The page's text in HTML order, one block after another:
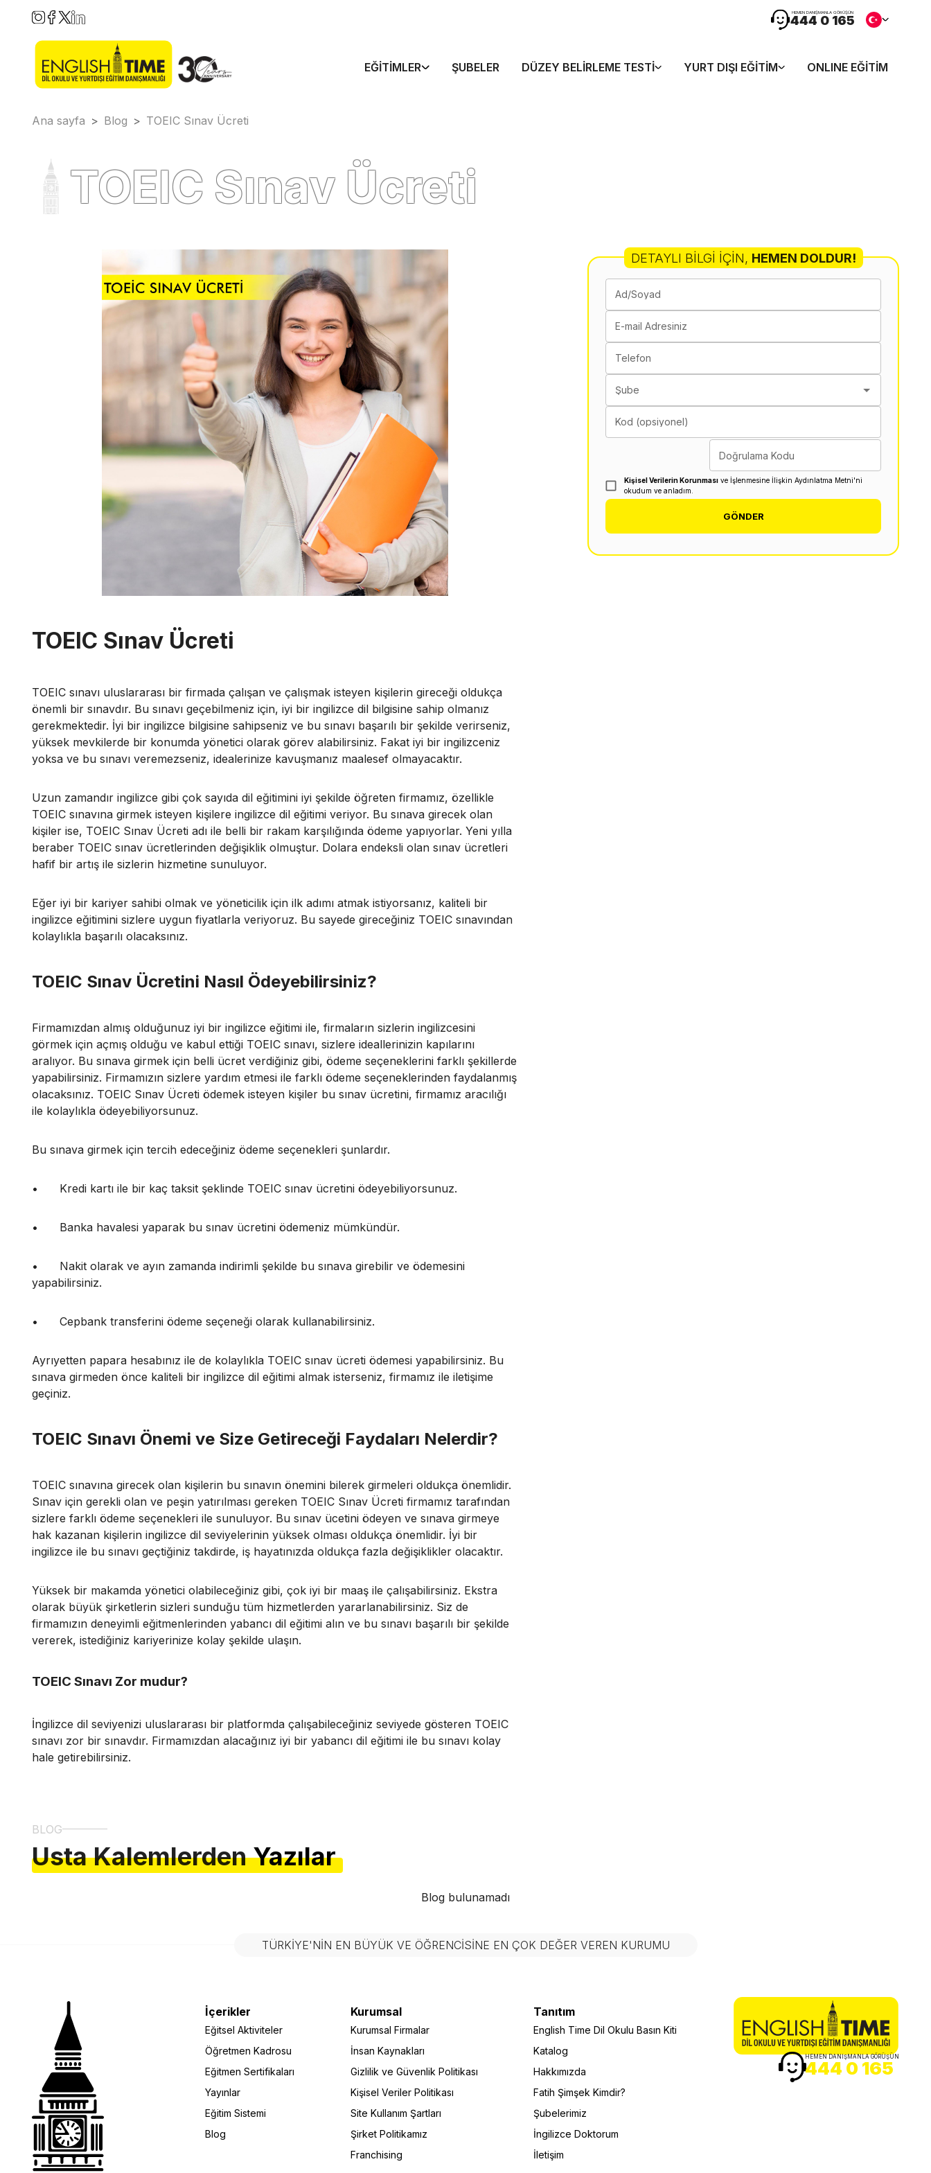
HEMEN DANIŞMANLA GÖRÜŞÜN
444 0 165
EĞITIMLER ŞUBELER DÜZEY BELIRLEME TESTI YURT DIŞI EĞITIM ONLINE EĞITIM
Ana sayfa > Blog > TOEIC Sınav Ücreti
TOEIC Sınav Ücreti
TOEIC Sınav Ücreti
TOEIC sınavı uluslararası bir firmada çalışan ve çalışmak isteyen kişilerin gireceği oldukça
önemli bir sınavdır. Bu sınavı geçebilmeniz için, iyi bir ingilizce dil bilgisine sahip olmanız
gerekmektedir. İyi bir ingilizce bilgisine sahipseniz ve bu sınavı başarılı bir şekilde verirseniz,
yüksek mevkilerde bir konumda yönetici olarak görev alabilirsiniz. Fakat iyi bir ingilizceniz
yoksa ve bu sınavı veremezseniz, idealerinize kavuşmanız maalesef olmayacaktır.
Uzun zamandır ingilizce gibi çok sayıda dil eğitimini iyi şekilde öğreten firmamız, özellikle
TOEIC sınavına girmek isteyen kişilere ingilizce dil eğitimi veriyor. Bu sınava girecek olan
kişiler ise, TOEIC Sınav Ücreti adı ile belli bir rakam karşılığında ödeme yapıyorlar. Yeni yılla
beraber TOEIC sınav ücretlerinden değişiklik olmuştur. Dolara endeksli olan sınav ücretleri
hafif bir artış ile sizlerin hizmetine sunuluyor.
Eğer iyi bir kariyer sahibi olmak ve yöneticilik için ilk adımı atmak istiyorsanız, kaliteli bir
ingilizce eğitimini sizlere uygun fiyatlarla veriyoruz. Bu sayede gireceğiniz TOEIC sınavından
kolaylıkla başarılı olacaksınız.
TOEIC Sınav Ücretini Nasıl Ödeyebilirsiniz?
Firmamızdan almış olduğunuz iyi bir ingilizce eğitimi ile, firmaların sizlerin ingilizcesini
görmek için açmış olduğu ve kabul ettiği TOEIC sınavı, sizlere ideallerinizin kapılarını
aralıyor. Bu sınava girmek için belli ücret verdiğiniz gibi, ödeme seçeneklerini farklı şekillerde
yapabilirsiniz. Firmamızın sizlere yardım etmesi ile farklı ödeme seçeneklerinden faydalanmış
olacaksınız. TOEIC Sınav Ücreti ödemek isteyen kişiler bu sınav ücretini, firmamız aracılığı
ile kolaylıkla ödeyebiliyorsunuz.
Bu sınava girmek için tercih edeceğiniz ödeme seçenekleri şunlardır.
• Kredi kartı ile bir kaç taksit şeklinde TOEIC sınav ücretini ödeyebiliyorsunuz.
• Banka havalesi yaparak bu sınav ücretini ödemeniz mümkündür.
•
Nakit olarak ve ayın zamanda indirimli şekilde bu sınava girebilir ve ödemesini
yapabilirsiniz.
• Cepbank transferini ödeme seçeneği olarak kullanabilirsiniz.
Ayrıyetten papara hesabınız ile de kolaylıkla TOEIC sınav ücreti ödemesi yapabilirsiniz. Bu
sınava girmeden önce kaliteli bir ingilizce dil eğitimi almak isterseniz, firmamız ile iletişime
geçiniz.
TOEIC Sınavı Önemi ve Size Getireceği Faydaları Nelerdir?
TOEIC sınavına girecek olan kişilerin bu sınavın önemini bilerek girmeleri oldukça önemlidir.
Sınav için gerekli olan ve peşin yatırılması gereken TOEIC Sınav Ücreti firmamız tarafından
sizlere farklı ödeme seçenekleri ile sunuluyor. Bu sınav ücetini ödeyen ve sınava girmeye
hak kazanan kişilerin ingilizce dil seviyelerinin yüksek olması oldukça önemlidir. İyi bir
ingilizce ile bu sınavı geçtiğiniz takdirde, iş hayatınızda oldukça fazla değişiklikler olacaktır.
Yüksek bir makamda yönetici olabileceğiniz gibi, çok iyi bir maaş ile çalışabilirsiniz. Ekstra
olarak büyük şirketlerin sizleri sunduğu tüm hizmetlerden yararlanabilirsiniz. Siz de
firmamızın deneyimli eğitmenlerinden yabancı dil eğitimi alın ve bu sınavı başarılı bir şekilde
vererek, istediğiniz kariyerinize kolay şekilde ulaşın.
TOEIC Sınavı Zor mudur?
İngilizce dil seviyenizi uluslararası bir platformda çalışabileceğiniz seviyede gösteren TOEIC
sınavı zor bir sınavdır. Firmamızdan alacağınız iyi bir yabancı dil eğitimi ile bu sınavı kolay
hale getirebilirsiniz.
DETAYLI BILGI İÇIN, HEMEN DOLDUR!
Ad/Soyad
E-mail Adresiniz
Telefon
Şube
Kod (opsiyonel)
Doğrulama Kodu
Kişisel Verilerin Korunması ve İşlenmesine İlişkin Aydınlatma Metni'ni
okudum ve anladım.
GÖNDER
BLOG
Usta Kalemlerden Yazılar
Blog bulunamadı
TÜRKIYE'NIN EN BÜYÜK VE ÖĞRENCISINE EN ÇOK DEĞER VEREN KURUMU
İçerikler
Eğitsel Aktiviteler
Öğretmen Kadrosu
Eğitmen Sertifikaları
Yayınlar
Eğitim Sistemi
Blog
Kurumsal
Kurumsal Firmalar
İnsan Kaynakları
Gizlilik ve Güvenlik Politikası
Kişisel Veriler Politikası
Site Kullanım Şartları
Şirket Politikamız
Franchising
Tanıtım
English Time Dil Okulu Basın Kiti
Katalog
Hakkımızda
Fatih Şimşek Kimdir?
Şubelerimiz
İngilizce Doktorum
İletişim
HEMEN DANIŞMANLA GÖRÜŞÜN
444 0 165